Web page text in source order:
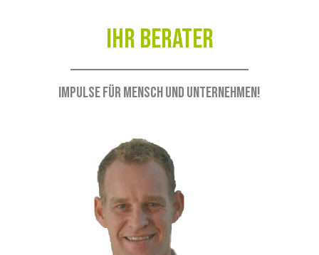
Ihr Berater
Impulse für Mensch und Unternehmen!